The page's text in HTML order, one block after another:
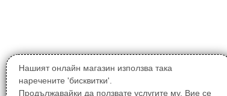
Нашият онлайн магазин използва така
наречените 'бисквитки'.
Продължавайки да ползвате услугите му, Вие се